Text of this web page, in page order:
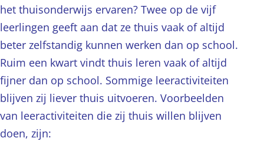
het thuisonderwijs ervaren? Twee op de vijf
leerlingen geeft aan dat ze thuis vaak of altijd
beter zelfstandig kunnen werken dan op school.
Ruim een kwart vindt thuis leren vaak of altijd
fijner dan op school. Sommige leeractiviteiten
blijven zij liever thuis uitvoeren. Voorbeelden
van leeractiviteiten die zij thuis willen blijven
doen, zijn: